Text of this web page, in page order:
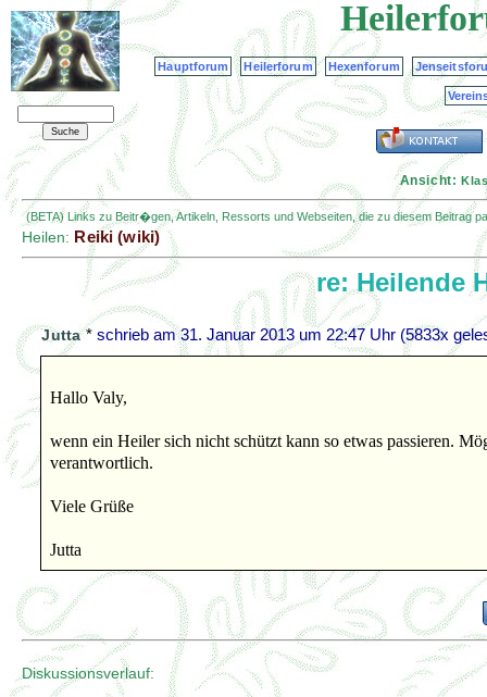
Hauptforum Heilerforum Hexenforum
Ansicht:
(BETA) Links zu Beitr�gen, Artikeln, Ressorts und Webseiten, die zu diesem Beitrag
Heilen: Reiki (wiki)
re: Heilende
Jutta* schrieb am31. Januar 2013 um 22:47 Uhr(5833x
Hallo Valy,
wenn ein Heiler sich nicht schützt kann so etwas passieren.
verantwortlich.
Viele Grüße
Jutta
Diskussionsverlauf: